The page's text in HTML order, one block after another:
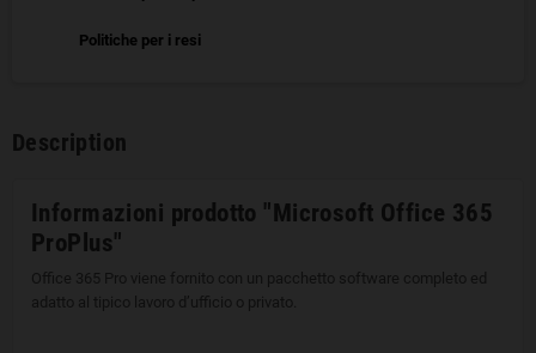
Politiche per i resi
Description
Informazioni prodotto "Microsoft Office 365
ProPlus"
Office 365 Pro viene fornito con un pacchetto software completo ed
adatto al tipico lavoro d’ufficio o privato.